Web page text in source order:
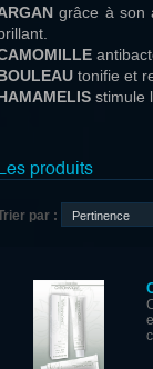
grâce à son
tonifie et
stimule
Les produits
par :